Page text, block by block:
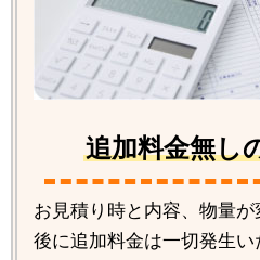
追加料金無し
お見積り時と内容、物量
後に追加料金は一切発生